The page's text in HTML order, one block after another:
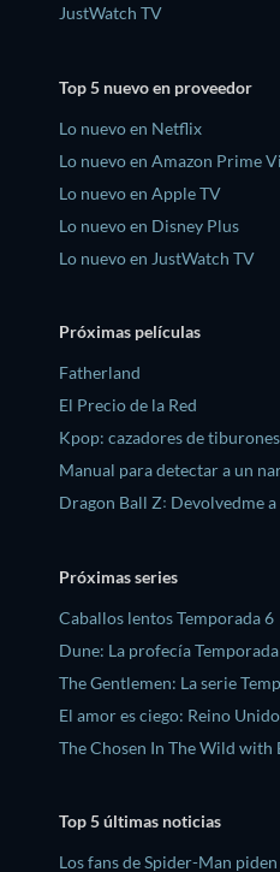
JustWatch TV
Top 5 nuevo en proveedor
Lo nuevo en Netflix
Lo nuevo en Amazon Prime
Lo nuevo en Apple TV
Lo nuevo en Disney Plus
Lo nuevo en JustWatch TV
Próximas películas
Fatherland
El Precio de la Red
Kpop: cazadores de tiburones
Manual para detectar a un
Dragon Ball Z꞉ Devolvedme
Próximas series
Caballos lentos Temporada 6
Dune: La profecía
The Gentlemen: La serie
El amor es ciego: Reino
The Chosen In The Wild with
Top 5 últimas noticias
Los fans de Spider-Man